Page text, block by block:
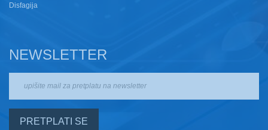
Disfagija
NEWSLETTER
PRETPLATI SE